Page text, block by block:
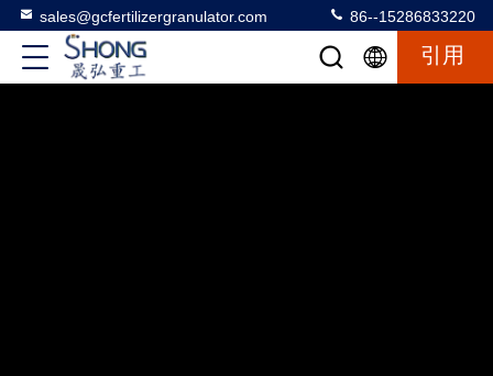
sales@gcfertilizergranulator.com 86--15286833220
引用